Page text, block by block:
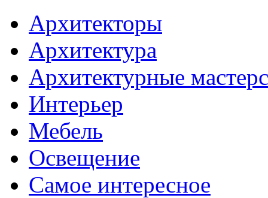
Архитекторы
Архитектура
Архитектурные
Интерьер
Мебель
Освещение
Самое интересное